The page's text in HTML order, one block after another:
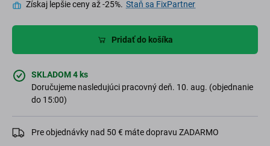
Získaj lepšie ceny až -25%. Staň sa FixPartner
Pridať do košíka
SKLADOM 4 ks
Doručujeme nasledujúci pracovný deň. 10. aug. (objednanie
do 15:00)
Pre objednávky nad 50 € máte dopravu ZADARMO